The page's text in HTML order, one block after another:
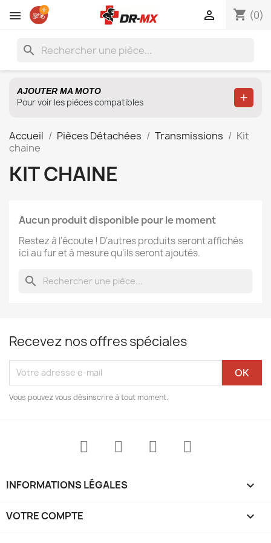
shopping_cart (0)

search
Pour voir les pièces compatibles
AJOUTER MA MOTO
Accueil Pièces Détachées Transmissions
Kit
chaine
KIT CHAINE
Aucun produit disponible pour le moment
Restez à l'écoute ! D'autres produits seront affichés
ici au fur et à mesure qu'ils seront ajoutés.
search
Recevez nos offres spéciales
Vous pouvez vous désinscrire à tout moment.
INFORMATIONS LÉGALES 
VOTRE COMPTE 